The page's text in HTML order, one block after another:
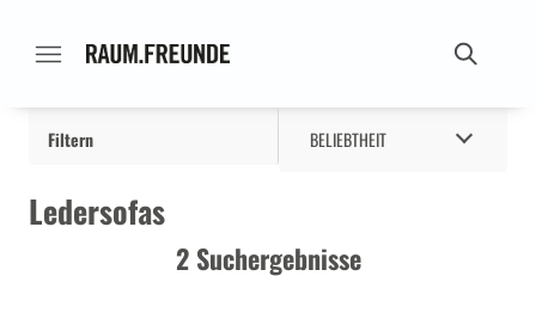
Filtern BELIEBTHEIT
Ledersofas
2 Suchergebnisse